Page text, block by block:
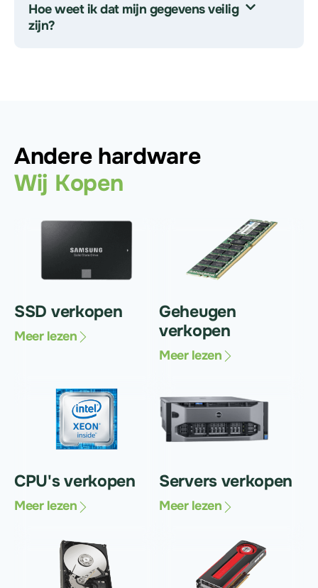
Hoe weet ik dat mijn gegevens veilig
zijn?
Andere hardware
Wij Kopen
SSD verkopen
Meer lezen
Geheugen
verkopen
Meer lezen
CPU's verkopen
Meer lezen
Servers verkopen
Meer lezen